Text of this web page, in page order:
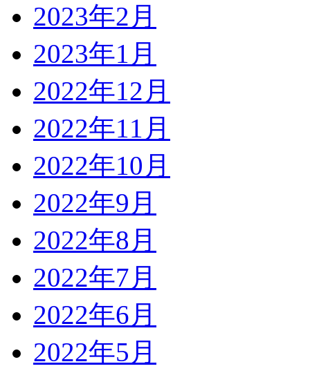
2023年2月
2023年1月
2022年12月
2022年11月
2022年10月
2022年9月
2022年8月
2022年7月
2022年6月
2022年5月